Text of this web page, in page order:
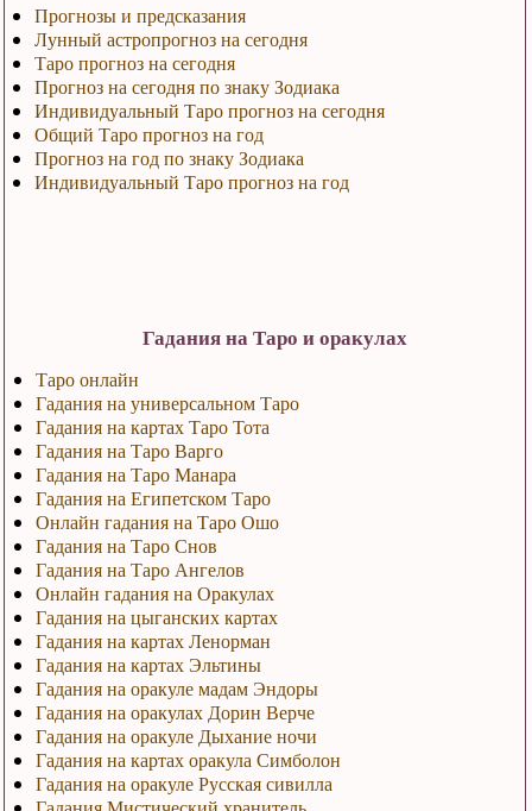
Прогнозы и предсказания
Лунный астропрогноз на сегодня
Таро прогноз на сегодня
Прогноз на сегодня по знаку Зодиака
Индивидуальный Таро прогноз на сегодня
Общий Таро прогноз на год
Прогноз на год по знаку Зодиака
Индивидуальный Таро прогноз на год
Гадания на Таро и оракулах
Таро онлайн
Гадания на универсальном Таро
Гадания на картах Таро Тота
Гадания на Таро Варго
Гадания на Таро Манара
Гадания на Египетском Таро
Онлайн гадания на Таро Ошо
Гадания на Таро Снов
Гадания на Таро Ангелов
Онлайн гадания на Оракулах
Гадания на цыганских картах
Гадания на картах Ленорман
Гадания на картах Эльтины
Гадания на оракуле мадам Эндоры
Гадания на оракулах Дорин Верче
Гадания на оракуле Дыхание ночи
Гадания на картах оракула Симболон
Гадания на оракуле Русская сивилла